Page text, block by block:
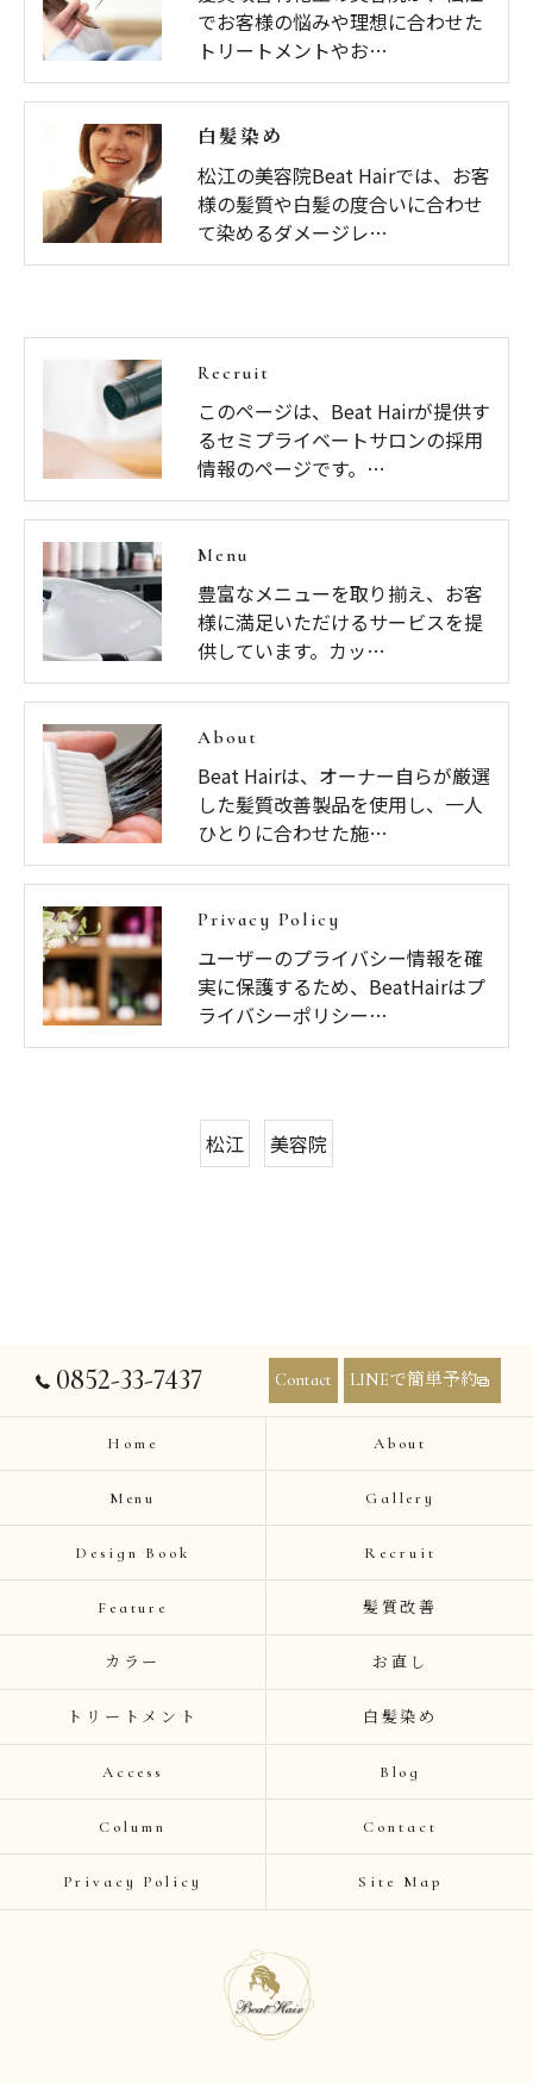
でお客様の悩みや理想に合わせた
トリートメントやお…
白髪染め
松江の美容院Beat Hairでは、お客
様の髪質や白髪の度合いに合わせ
て染めるダメージレ…
Recruit
このページは、Beat Hairが提供す
るセミプライベートサロンの採用
情報のページです。…
Menu
豊富なメニューを取り揃え、お客
様に満足いただけるサービスを提
供しています。カッ…
About
Beat Hairは、オーナー自らが厳選
した髪質改善製品を使用し、一人
ひとりに合わせた施…
Privacy Policy
ユーザーのプライバシー情報を確
実に保護するため、BeatHairはプ
ライバシーポリシー…
松江 美容院
0852-33-7437 Contact LINEで簡単予約
Home About
Menu Gallery
Design Book Recruit
Feature 髪質改善
カラー お直し
トリートメント 白髪染め
Access Blog
Column Contact
Privacy Policy Site Map